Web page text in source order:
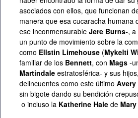
asociados con ellos, que funcionan
manera que esa cucaracha humana
ese inconmensurable Jere Burns-, a
un punto de movimiento sobre la
como Ellstin Limehouse (Mykelti
familiar de los Bennett, con Mags -
Martindale estratosférica- y sus
delincuentes como este último Avery
sin bigote dando su bendición
o incluso la Katherine Hale de